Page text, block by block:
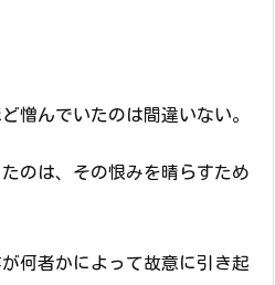
憎んでいたのは間違いない。
のは、その恨みを晴らすため
何者かによって故意に引き起